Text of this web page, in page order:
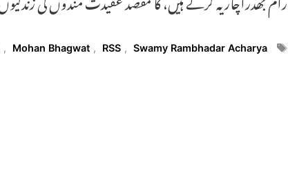
Tags
, Mohan Bhagwat , RSS , Swamy Rambhadar Acharya